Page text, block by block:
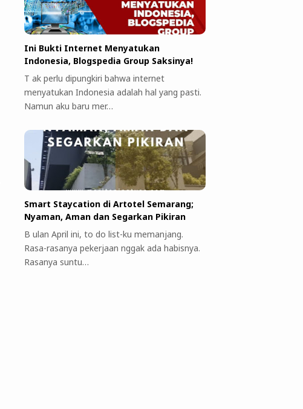
Ini Bukti Internet Menyatukan
Indonesia, Blogspedia Group Saksinya!
T ak perlu dipungkiri bahwa internet
menyatukan Indonesia adalah hal yang pasti.
Namun aku baru mer…
Smart Staycation di Artotel Semarang;
Nyaman, Aman dan Segarkan Pikiran
B ulan April ini, to do list-ku memanjang.
Rasa-rasanya pekerjaan nggak ada habisnya.
Rasanya suntu…